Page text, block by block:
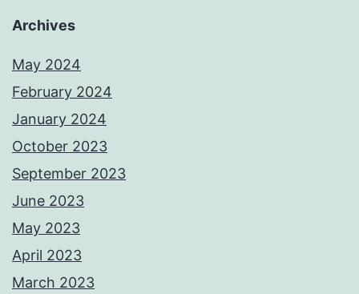
Archives
May 2024
February 2024
January 2024
October 2023
September 2023
June 2023
May 2023
April 2023
March 2023